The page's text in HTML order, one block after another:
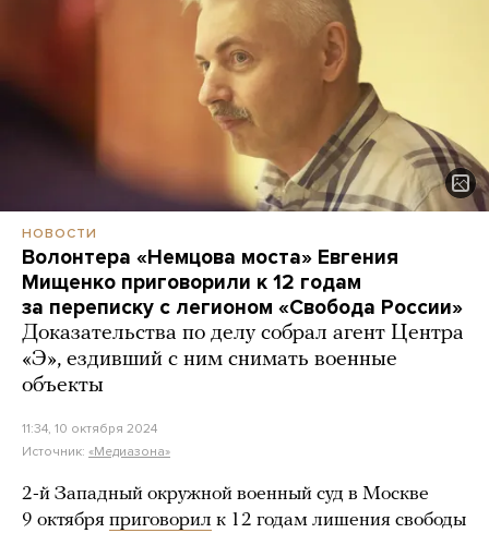
НОВОСТИ
Волонтера «Немцова моста» Евгения
Мищенко приговорили к 12 годам
за переписку с легионом «Свобода России»
Доказательства по делу собрал агент Центра
«Э», ездивший с ним снимать военные
объекты
11:34, 10 октября 2024
Источник: «Медиазона»
2-й Западный окружной военный суд в Москве
9 октября приговорил к 12 годам лишения свободы